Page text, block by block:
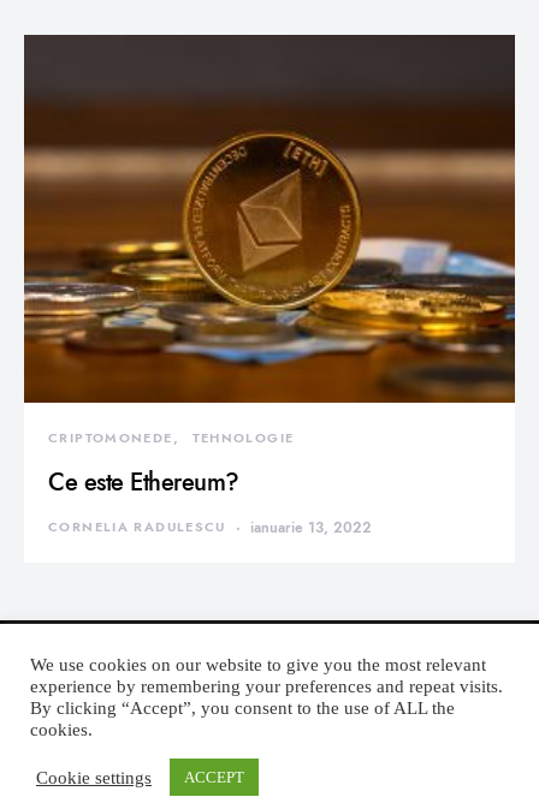
CRIPTOMONEDE TEHNOLOGIE
Ce este Ethereum?
CORNELIA RADULESCU ianuarie 13, 2022
DEVORATOR MONDEN
We use cookies on our website to give you the most relevant
experience by remembering your preferences and repeat visits.
By clicking “Accept”, you consent to the use of ALL the
cookies.
Cookie settings ACCEPT